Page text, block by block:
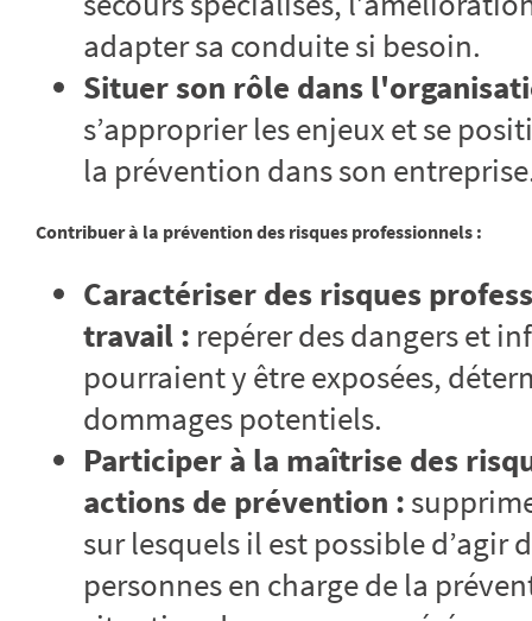
adapter sa conduite si besoin.
Situer son rôle dans
s’approprier les enjeux et se
la prévention dans son
Contribuer à la prévention des risques professionnels :
Caractériser des risques
travail : repérer des dangers et
pourraient y être exposées,
dommages potentiels.
Participer à la maîtrise des
actions de prévention :
sur lesquels il est possible
personnes en charge de la